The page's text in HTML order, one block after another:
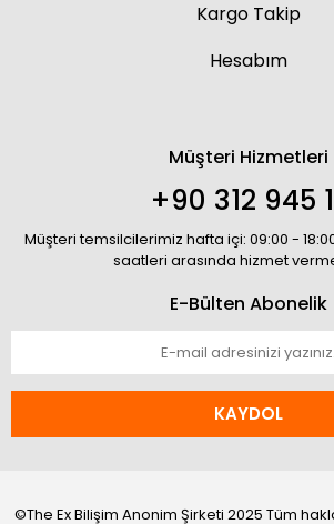
Kargo Takip
Hesabım
Müşteri Hizmetleri
+90 312 945
Müşteri temsilcilerimiz hafta içi: 09:00 -
saatleri arasında hizmet
E-Bülten Abonelik
KAYDOL
©The Ex Bilişim Anonim Şirketi 2025 Tüm